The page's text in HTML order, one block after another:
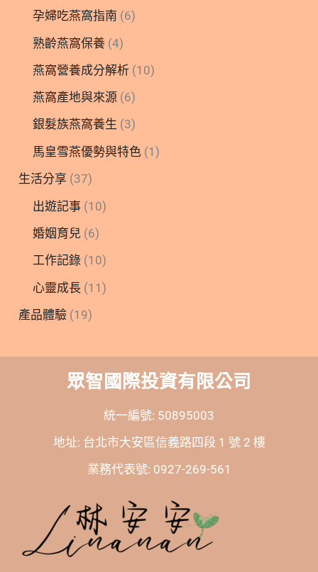
孕婦吃燕窩指南 (6)
熟齡燕窩保養 (4)
燕窩營養成分解析 (10)
燕窩產地與來源 (6)
銀髮族燕窩養生 (3)
馬皇雪燕優勢與特色 (1)
生活分享 (37)
出遊記事 (10)
婚姻育兒 (6)
工作記錄 (10)
心靈成長 (11)
產品體驗 (19)
眾智國際投資有限公司
統一編號: 50895003
地址: 台北市大安區信義路四段 1 號 2 樓
業務代表號: 0927-269-561